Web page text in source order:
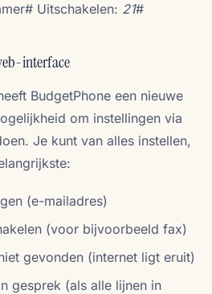
Uitschakelen: 21#
interface
BudgetPhone een nieuwe
om instellingen via
Je kunt van alles instellen,
(e-mailadres)
(voor bijvoorbeeld fax)
gevonden (internet ligt eruit)
gesprek (als alle lijnen in